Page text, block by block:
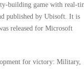
building game with real-
published by Ubisoft. It is
released for Microsoft
for victory: Military,